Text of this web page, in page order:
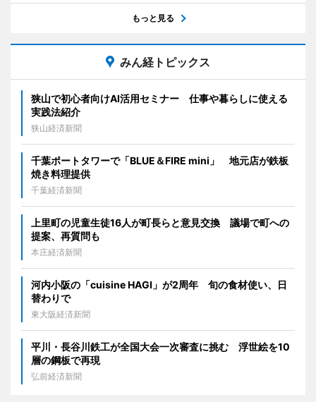
もっと見る
みん経トピックス
狭山で初心者向けAI活用セミナー 仕事や暮らしに使える
実践法紹介
狭山経済新聞
千葉ポートタワーで「BLUE＆FIRE mini」 地元店が鉄板
焼き料理提供
千葉経済新聞
上里町の児童生徒16人が町長らと意見交換 議場で町への
提案、再質問も
本庄経済新聞
河内小阪の「cuisine HAGI」が2周年 旬の食材使い、日
替わりで
東大阪経済新聞
平川・長谷川鉄工が全国大会一次審査に挑む 浮世絵を10
層の鋼板で再現
弘前経済新聞